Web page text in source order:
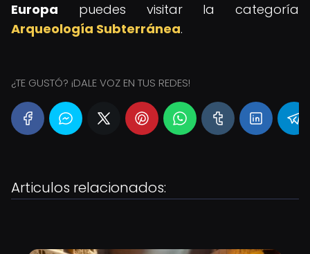
Europa puedes visitar la categoría
Arqueología Subterránea.
¿TE GUSTÓ? ¡DALE VOZ EN TUS REDES!
Articulos relacionados: